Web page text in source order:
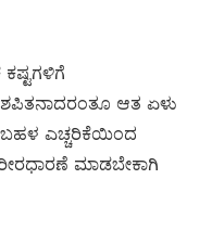
ಶಪಿತನಾದರಂತೂ ಆತ ಏಳು
ಬಹಳ ಎಚ್ಚರಿಕೆಯಿಂದ
ಮಾಡಬೇಕಾಗಿ